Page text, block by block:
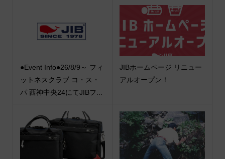
●Event Info●26/8/9～ フィ
ットネスクラブ コ・ス・
パ 西神中央24にてJIBフ...
JIBホームページ リニュー
アルオープン！